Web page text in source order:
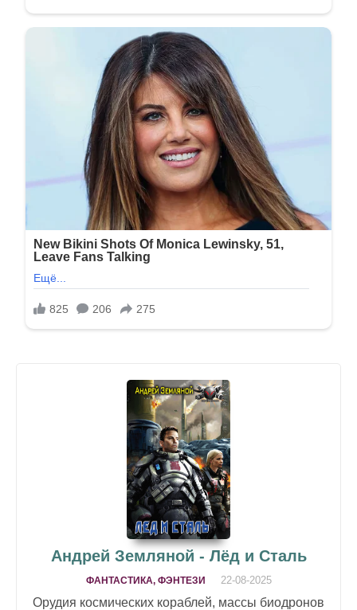
Андрей Земляной - Лёд и Сталь
ФАНТАСТИКА, ФЭНТЕЗИ 22-08-2025
Орудия космических кораблей, массы биодронов